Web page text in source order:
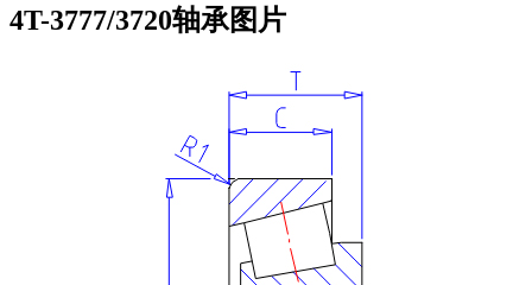
4T-3777/3720轴承图片